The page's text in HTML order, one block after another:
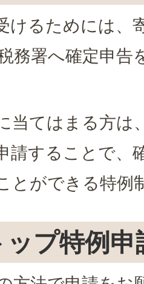
けるためには、
務署へ確定申告
当てはまる方は
請することで、
とができる特例
ップ特例